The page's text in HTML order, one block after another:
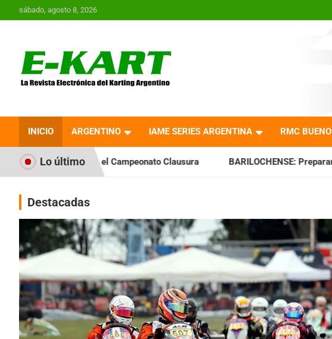
al
sábado, agosto 8, 2026
Revista Electrónica del
Karting en Argentina
INICIO ARGENTINO IAME SERIES ARGENTINA RMC
Lo último
el Campeonato Clausura BARILOCHENSE: Preparan una jornada a puro
Destacadas